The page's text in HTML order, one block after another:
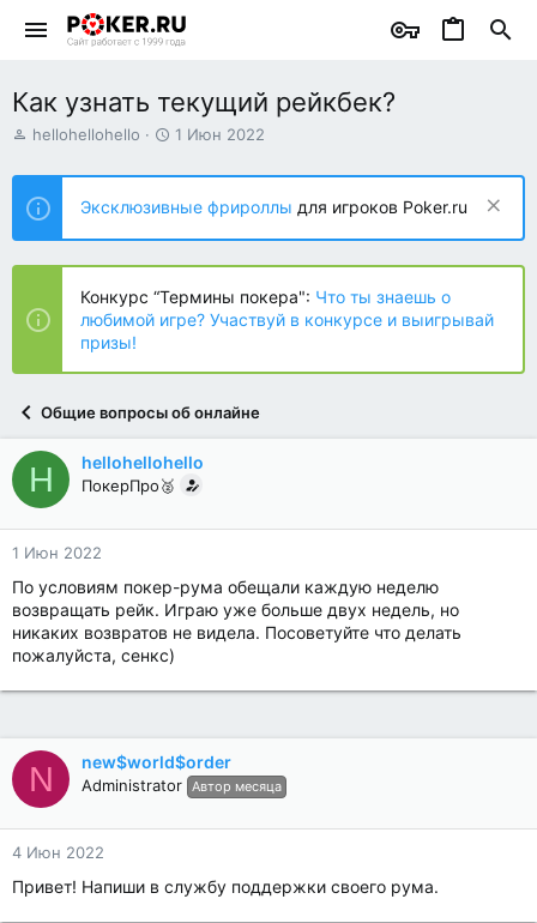
Как узнать текущий рейкбек?
А
т
о
р
т
е
ы
hellohellohello
Д
т
н
а
ч
л
а
1 Июн 2022
Эксклюзивные фрироллы для игроков Poker.ru
Конкурс “Термины покера": Что ты знаешь о
любимой игре? Участвуй в конкурсе и выигрывай
призы!
Общие вопросы об онлайне
H hellohellohello
ПокерПро🥈
1 Июн 2022
По условиям покер-рума обещали каждую неделю
возвращать рейк. Играю уже больше двух недель, но
никаких возвратов не видела. Посоветуйте что делать
пожалуйста, сенкс)
N new$world$order
Administrator Автор месяца
4 Июн 2022
Привет! Напиши в службу поддержки своего рума.